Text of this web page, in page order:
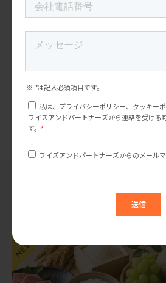
米国マーケティ
2025年アメリカ
次の記事
米国マーケティングトレンド
ノンアルコールドリンク市場の最新トレン
ド「機能性炭酸飲料」とは？
“米国マーケティングト
最新の記事